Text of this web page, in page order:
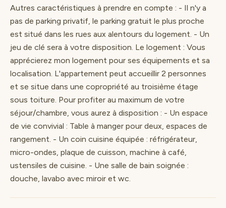
Autres caractéristiques à prendre en compte : - Il n'y a
pas de parking privatif, le parking gratuit le plus proche
est situé dans les rues aux alentours du logement. - Un
jeu de clé sera à votre disposition. Le logement : Vous
apprécierez mon logement pour ses équipements et sa
localisation. L'appartement peut accueillir 2 personnes
et se situe dans une copropriété au troisième étage
sous toiture. Pour profiter au maximum de votre
séjour/chambre, vous aurez à disposition : - Un espace
de vie convivial : Table à manger pour deux, espaces de
rangement. - Un coin cuisine équipée : réfrigérateur,
micro-ondes, plaque de cuisson, machine à café,
ustensiles de cuisine. - Une salle de bain soignée :
douche, lavabo avec miroir et wc.